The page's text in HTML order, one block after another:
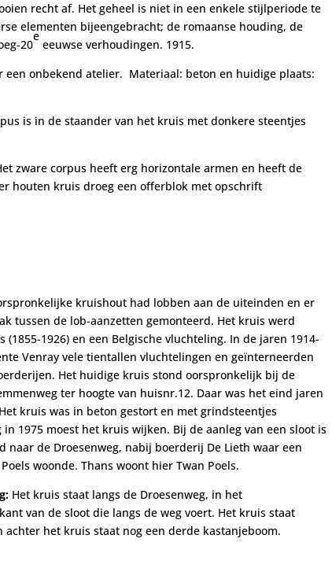
recht af. Het geheel is niet in een enkele stijlperiode te
elementen bijeengebracht; de romaanse houding, de
20
e
eeuwse verhoudingen. 1915.
een onbekend atelier. Materiaal: beton en huidige plaats:
is in de staander van het kruis met donkere steentjes
zware corpus heeft erg horizontale armen en heeft de
houten kruis droeg een offerblok met opschrift
kruishout had lobben aan de uiteinden en er
tussen de lob-aanzetten gemonteerd. Het kruis werd
(1855-1926) en een Belgische vluchteling. In de jaren 1914-
Venray vele tientallen vluchtelingen en geïnterneerden
Het huidige kruis stond oorspronkelijk bij de
ter hoogte van huisnr.12. Daar was het eind jaren
kruis was in beton gestort en met grindsteentjes
1975 moest het kruis wijken. Bij de aanleg van een sloot is
naar de Droesenweg, nabij boerderij De Lieth waar een
woonde. Thans woont hier Twan Poels.
Het kruis staat langs de Droesenweg, in het
van de sloot die langs de weg voert. Het kruis staat
achter het kruis staat nog een derde kastanjeboom.